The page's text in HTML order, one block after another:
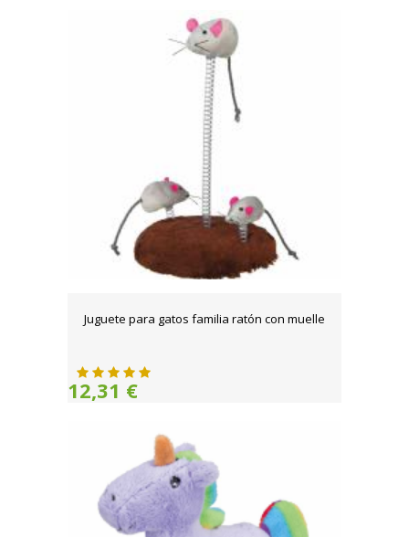
Juguete para gatos familia ratón con muelle
12,31 €